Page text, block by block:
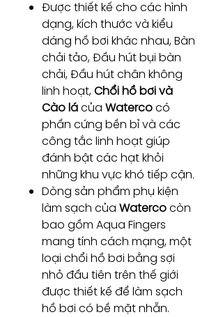
Được thiết kế cho các hình
dạng, kích thước và kiểu
dáng hồ bơi khác nhau, Bàn
chải tảo, Đầu hút bụi bàn
chải, Đầu hút chân không
linh hoạt,Chổi hồ bơi và
Cào lácủa Watercocó
phần cứng bền bỉ và các
công tắc linh hoạt giúp
đánh bật các hạt khỏi
những khu vực khó tiếp cận.
Dòng sản phẩm phụ kiện
làm sạch của Watercocòn
bao gồm Aqua Fingers
mang tính cách mạng, một
loại chổi hồ bơi bằng sợi
nhỏ đầu tiên trên thế giới
được thiết kế để làm sạch
hồ bơi có bề mặt nhẵn.